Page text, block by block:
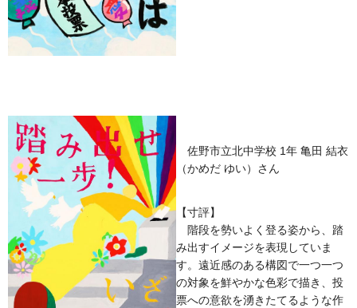
佐野市立北中学校 1年 亀田 結衣
（かめだ ゆい）さん
【寸評】
階段を勢いよく登る姿から、踏
み出すイメージを表現していま
す。遠近感のある構図で一つ一つ
の対象を鮮やかな色彩で描き、投
票への意欲を湧きたてるような作